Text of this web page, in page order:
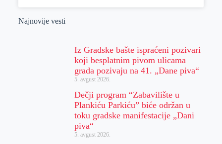
Najnovije vesti
Iz Gradske bašte ispraćeni pozivari
koji besplatnim pivom ulicama
grada pozivaju na 41. „Dane piva“
5. avgust 2026.
Dečji program “Zabavilište u
Plankiću Parkiću” biće održan u
toku gradske manifestacije „Dani
piva“
5. avgust 2026.